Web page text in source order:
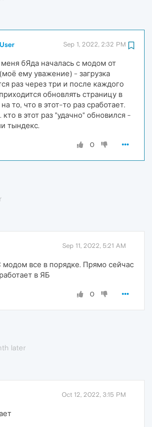
Sep 1, 2022, 2:32 PM
бЯда началась с модом от
ему уважение) - загрузка
раз через три и после каждого
обновлять страницу в
то, что в этот-то раз сработает.
кто в этот раз "удачно" обновился -
тындекс.
0
Sep 11, 2022, 5:21 AM
модом все в порядке. Прямо сейчас
в ЯБ
0
later
Oct 12, 2022, 3:15 PM